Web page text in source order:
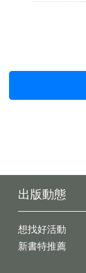
出版動態
想找好活動
新書特推薦